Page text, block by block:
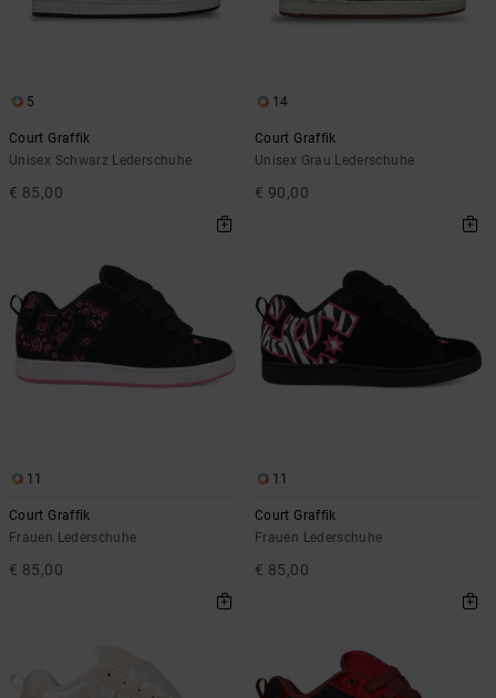
5
Court Graffik
Unisex Schwarz Lederschuhe
€ 85,00
14
Court Graffik
Unisex Grau Lederschuhe
€ 90,00
11
Court Graffik
Frauen Lederschuhe
€ 85,00
11
Court Graffik
Frauen Lederschuhe
€ 85,00